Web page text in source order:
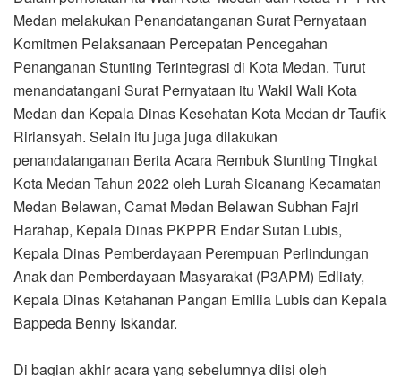
Medan melakukan Penandatanganan Surat Pernyataan
Komitmen Pelaksanaan Percepatan Pencegahan
Penanganan Stunting Terintegrasi di Kota Medan. Turut
menandatangani Surat Pernyataan itu Wakil Wali Kota
Medan dan Kepala Dinas Kesehatan Kota Medan dr Taufik
Ririansyah. Selain itu juga juga dilakukan
penandatanganan Berita Acara Rembuk Stunting Tingkat
Kota Medan Tahun 2022 oleh Lurah Sicanang Kecamatan
Medan Belawan, Camat Medan Belawan Subhan Fajri
Harahap, Kepala Dinas PKPPR Endar Sutan Lubis,
Kepala Dinas Pemberdayaan Perempuan Perlindungan
Anak dan Pemberdayaan Masyarakat (P3APM) Edliaty,
Kepala Dinas Ketahanan Pangan Emilia Lubis dan Kepala
Bappeda Benny Iskandar.
Di bagian akhir acara yang sebelumnya diisi oleh